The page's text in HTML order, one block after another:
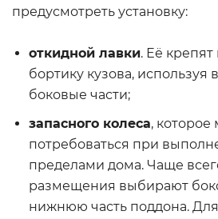
предусмотреть установку:
откидной лавки. Её
бортику кузова, используя
боковые части;
запасного колеса, которое
потребоваться при
пределами дома. Чаще
размещения выбирают
нижнюю часть поддона.